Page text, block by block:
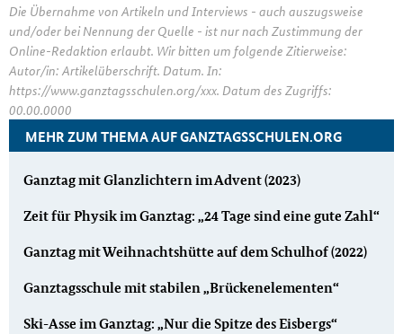
Die Übernahme von Artikeln und Interviews - auch auszugsweise
und/oder bei Nennung der Quelle - ist nur nach Zustimmung der
Online-Redaktion erlaubt. Wir bitten um folgende Zitierweise:
Autor/in: Artikelüberschrift. Datum. In:
https://www.ganztagsschulen.org/xxx. Datum des Zugriffs:
00.00.0000
MEHR ZUM THEMA AUF GANZTAGSSCHULEN.ORG
Ganztag mit Glanzlichtern im Advent (2023)
Zeit für Physik im Ganztag: „24 Tage sind eine gute Zahl“
Ganztag mit Weihnachtshütte auf dem Schulhof (2022)
Ganztagsschule mit stabilen „Brückenelementen“
Ski-Asse im Ganztag: „Nur die Spitze des Eisbergs“